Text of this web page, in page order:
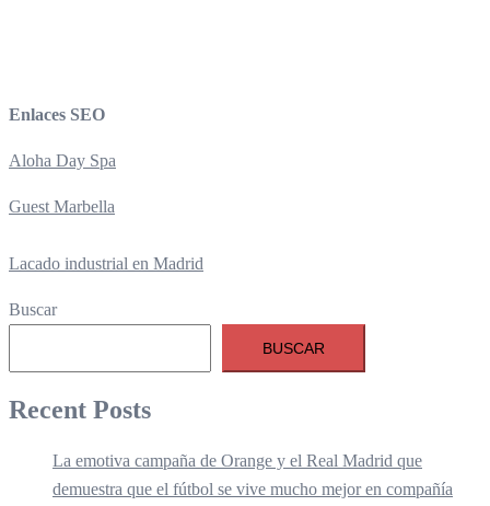
Enlaces SEO
Aloha Day Spa
Guest Marbella
Lacado industrial en Madrid
Buscar
BUSCAR
Recent Posts
La emotiva campaña de Orange y el Real Madrid que
demuestra que el fútbol se vive mucho mejor en compañía